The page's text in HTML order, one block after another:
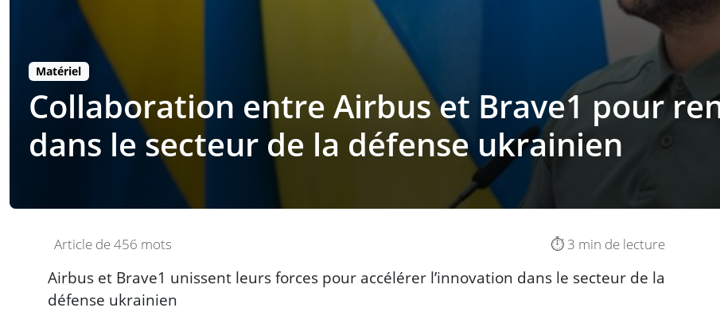
Matériel
Collaboration entre Airbus et Brave1 pour
dans le secteur de la défense ukrainien
Article de 456 mots ⏱️ 3 min de lecture
Airbus et Brave1 unissent leurs forces pour accélérer l’innovation dans le secteur de la
défense ukrainien